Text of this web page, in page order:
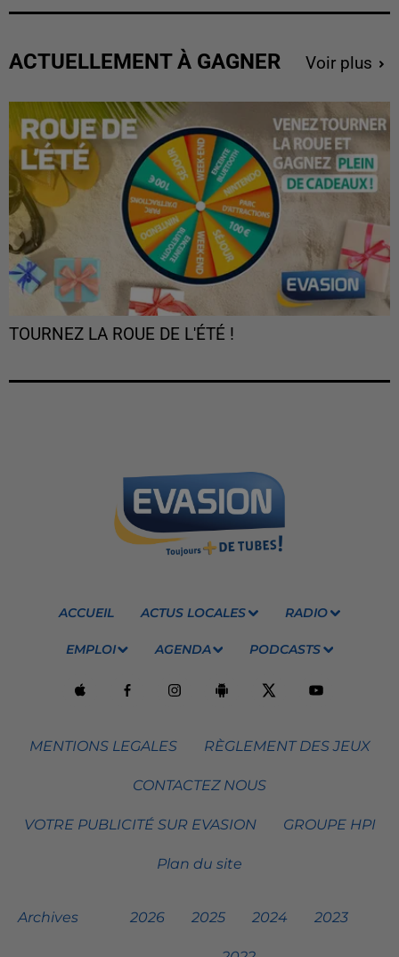
ACTUELLEMENT À GAGNER Voir plus
TOURNEZ LA ROUE DE L'ÉTÉ !
ACCUEIL ACTUS LOCALES RADIO
EMPLOI AGENDA PODCASTS
MENTIONS LEGALES RÈGLEMENT DES JEUX
CONTACTEZ NOUS
VOTRE PUBLICITÉ SUR EVASION GROUPE HPI
Plan du site
Archives 2026 2025 2024 2023